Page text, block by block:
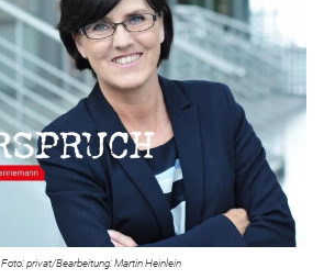
Foto: privat/Bearbeitung: Martin Heinlein